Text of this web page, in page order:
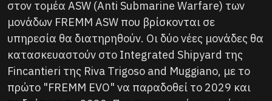
στον τομέα ASW (Anti Submarine Warfare) των
μονάδων FREMM ASW που βρίσκονται σε
υπηρεσία θα διατηρηθούν. Οι δύο νέες μονάδες θα
κατασκευαστούν στο Integrated Shipyard της
Fincantieri της Riva Trigoso and Muggiano, με το
πρώτο "FREMM EVO" να παραδοθεί το 2029 και